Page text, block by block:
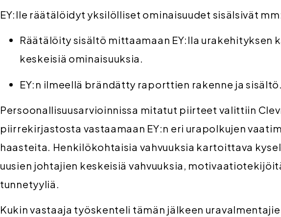
EY:lle räätälöidyt yksilölliset ominaisuudet sisälsivät
Räätälöity sisältö mittaamaan EY:lla urakehityksen
keskeisiä ominaisuuksia.
EY:n ilmeellä brändätty raporttien rakenne ja sisältö.
Persoonallisuusarvioinnissa mitatut piirteet valittiin
piirrekirjastosta vastaamaan EY:n eri urapolkujen
haasteita. Henkilökohtaisia vahvuuksia kartoittava
uusien johtajien keskeisiä vahvuuksia,
tunnetyyliä.
Kukin vastaaja työskenteli tämän jälkeen